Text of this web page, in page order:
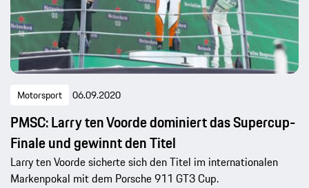
Motorsport 06.09.2020
PMSC: Larry ten Voorde dominiert das Supercup-
Finale und gewinnt den Titel
Larry ten Voorde sicherte sich den Titel im internationalen
Markenpokal mit dem Porsche 911 GT3 Cup.